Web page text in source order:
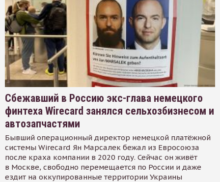
Сбежавший в Россию экс-глава немецкого
финтеха Wirecard занялся сельхозбизнесом и
автозапчастями
Бывший операционный директор немецкой платёжной
системы Wirecard Ян Марсалек бежал из Евросоюза
после краха компании в 2020 году. Сейчас он живёт
в Москве, свободно перемещается по России и даже
ездит на оккупированные территории Украины